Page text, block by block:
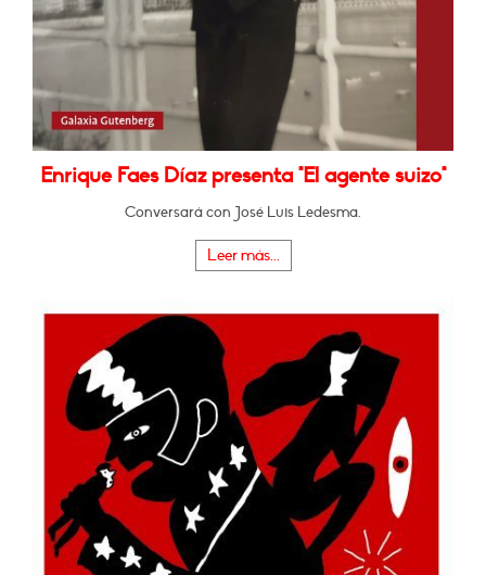
Enrique Faes Díaz presenta "El agente suizo"
Conversará con José Luis Ledesma.
Leer más...